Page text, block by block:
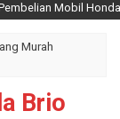
Mobil
Murah
Brio